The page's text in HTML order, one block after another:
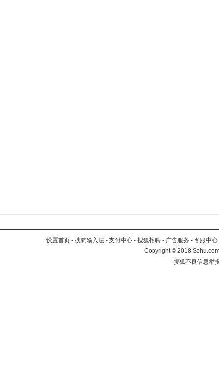
设置首页 - 搜狗输入法 - 支付中心 - 搜狐招聘 - 广告服务 - 客服中心
Copyright©2018
搜狐不良信息举